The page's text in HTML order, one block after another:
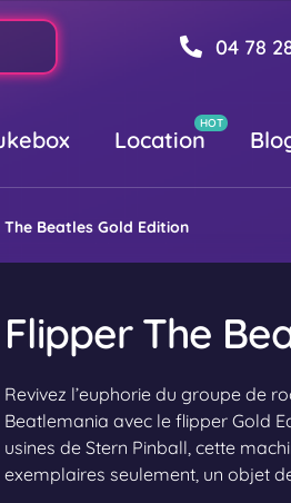
04 78
Location
The Beatles Gold Edition
Flipper The
Revivez l’euphorie du groupe de
Beatlemania avec le flipper Gold
usines de Stern Pinball, cette
exemplaires seulement, un objet